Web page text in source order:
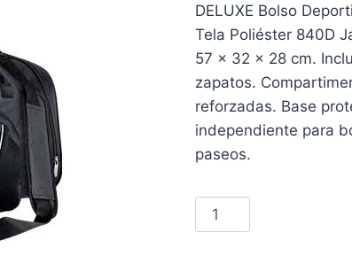
DELUXE Bolso
Tela Poliéster 840D
57 x 32 x 28 cm.
zapatos.
reforzadas. Base
independiente para
paseos.